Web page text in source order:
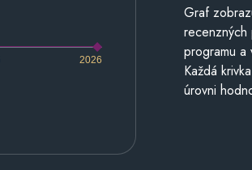
2026
Graf
programu a
Každá
úrovni